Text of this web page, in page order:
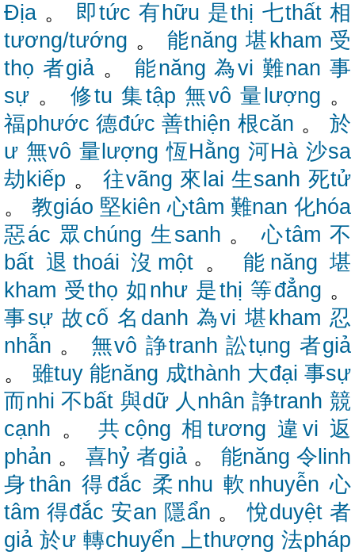
Địa 。 即tức 有hữu 是thị 七thất 相
tương/tướng 。 能năng 堪kham 受
thọ 者giả 。能năng 為vi 難nan 事
sự 。修tu 集tập 無vô 量lượng 。
福phước 德đức 善thiện 根căn 。於
ư 無vô 量lượng 恆Hằng 河Hà 沙sa
劫kiếp 。往vãng 來lai 生sanh 死tử
。 教giáo 堅kiên 心tâm 難nan 化hóa
惡ác 眾chúng 生sanh 。心tâm 不
bất 退thoái 沒một 。能năng 堪
kham 受thọ 如như 是thị 等đẳng 。
事sự 故cố 名danh 為vi 堪kham 忍
nhẫn 。 無vô 諍tranh 訟tụng 者giả
。 雖tuy 能năng 成thành 大đại 事sự
而nhi 不bất 與dữ 人nhân 諍tranh 競
cạnh 。 共cộng 相tương 違vi 返
phản 。喜hỷ 者giả。 能năng 令linh
身thân 得đắc 柔nhu 軟nhuyễn 心
tâm 得đắc 安an 隱ẩn 。悅duyệt 者
giả 於ư 轉chuyển 上thượng 法pháp